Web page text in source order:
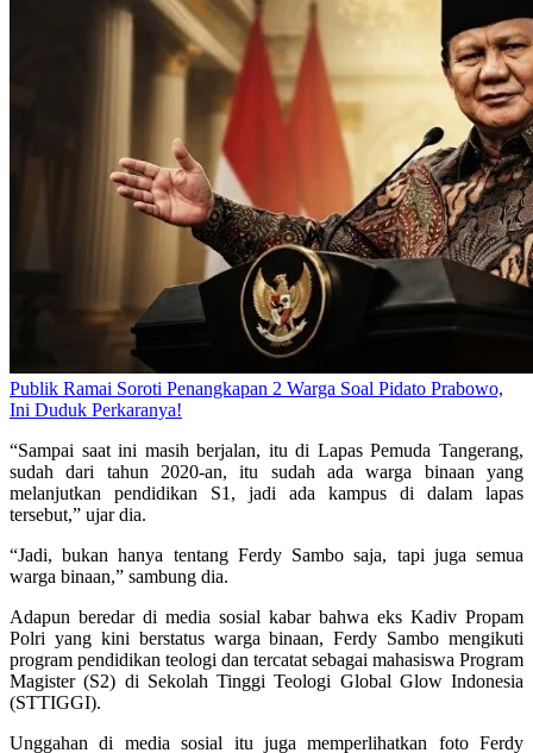
Publik Ramai Soroti Penangkapan 2 Warga Soal Pidato Prabowo,
Ini Duduk Perkaranya!
“Sampai saat ini masih berjalan, itu di Lapas Pemuda Tangerang,
sudah dari tahun 2020-an, itu sudah ada warga binaan yang
melanjutkan pendidikan S1, jadi ada kampus di dalam lapas
tersebut,” ujar dia.
“Jadi, bukan hanya tentang Ferdy Sambo saja, tapi juga semua
warga binaan,” sambung dia.
Adapun beredar di media sosial kabar bahwa eks Kadiv Propam
Polri yang kini berstatus warga binaan, Ferdy Sambo mengikuti
program pendidikan teologi dan tercatat sebagai mahasiswa Program
Magister (S2) di Sekolah Tinggi Teologi Global Glow Indonesia
(STTIGGI).
Unggahan di media sosial itu juga memperlihatkan foto Ferdy